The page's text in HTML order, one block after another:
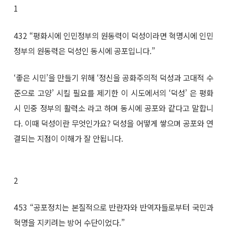
1
432 “평화시에 인민정부의 원동력이 덕성이라면 혁명시에 인민
정부의 원동력은 덕성인 동시에 공포입니다.”
‘좋은 시민’을 만들기 위해 ‘정신을 공화주의적 덕성과 고대적 수
준으로 고양’ 시킬 필요를 제기한 이 시도에서의 ‘덕성’ 은 평화
시 민중 정부의 활력소 라고 하며 동시에 공포와 같다고 말합니
다. 이때 덕성이란 무엇인가요? 덕성을 어떻게 쌓으며 공포와 연
결되는 지점이 이해가 잘 안됩니다.
2
453 “공포정치는 본질적으로 반란자와 반역자들로부터 국민과
혁명을 지키려는 방어 수단이었다.”